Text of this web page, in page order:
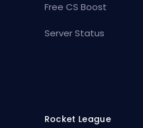
Free CS Boost
Server Status
Rocket League